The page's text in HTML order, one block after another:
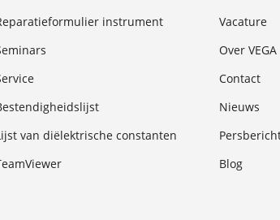
instrument
van diëlektrische constanten
Vacature
Over VEGA
Contact
Nieuws
Blog